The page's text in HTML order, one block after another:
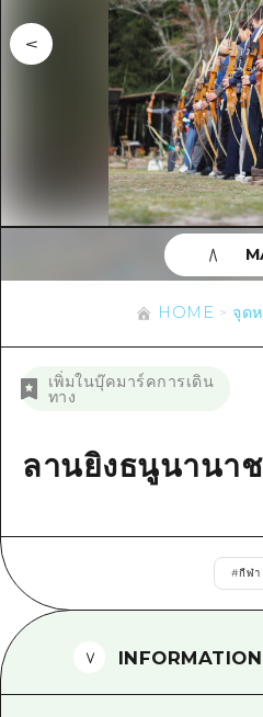
คำแนะนำ
ศิลปะ
งานอีเว้นท์ / เ
อาหารรสเลิ
การปั่นจักรย
ช้อปปิ้ง
กีฬา
สถานบันเทิง
มาตรฐาน
การรักษา
ธรรมชาติ
รายการ
คู่มือ Dive!
ฮิโรชิม่า โมชิ
บริเวณรอบเ
อากิ
บิงโก
บริเวณรอบๆ
จุดหมายปลาย
รายการ
บริเวณรอบเมื
อากิ
บิงโก
บิโฮคุ
เกโฮคุ
ชิมาเนะ
อีเว้นท์
ข้อมูลตามฤดูก
ข้อมูลที่เป็นปร
รายการ
เข้าถึงเข้าถึง
สรุปการจราจ
ตั๋วเที่ยวคุ้มค่
ฮิโรชิม่า ฟรี
ข่าว
HOME จุด
เพิ่มในบุ๊คมาร์คการเดิน
ทาง
ลานยิงธนูนานา
#กีฬา
INFORMATION